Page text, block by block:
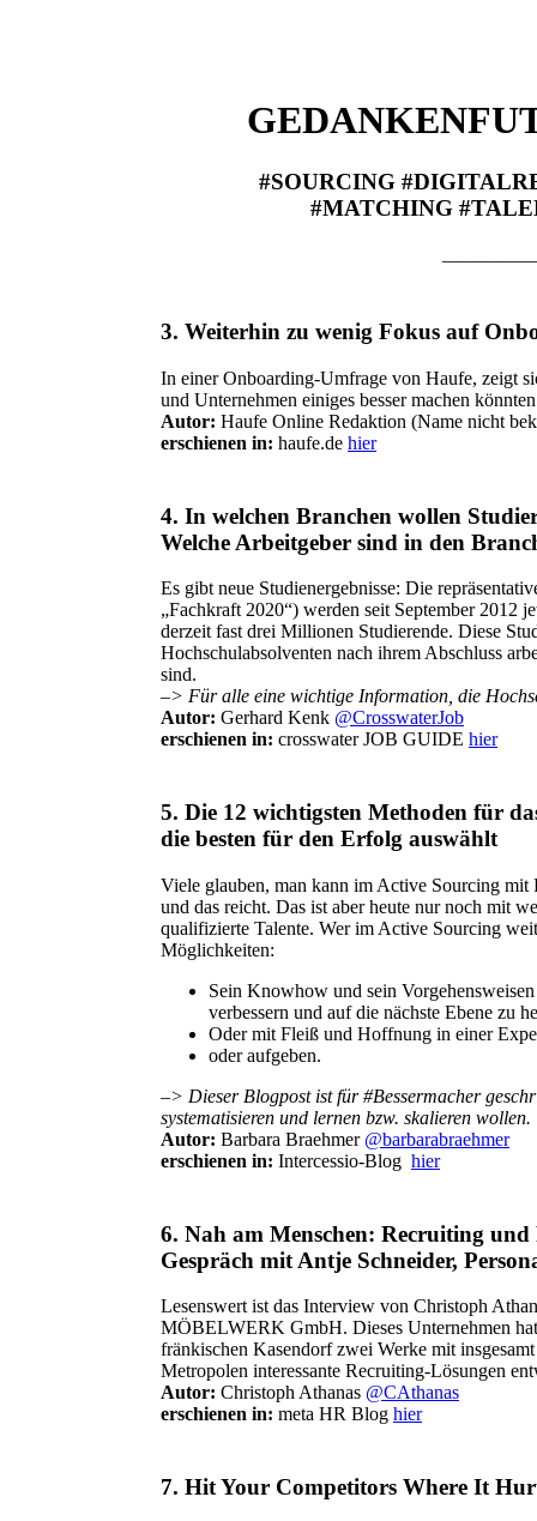
#SOURCING
#MATCHING
3. Weiterhin zu wenig Fokus auf
In einer Onboarding-Umfrage von Haufe, zeigt
und Unternehmen einiges besser machen
Autor: Haufe Online Redaktion (Name nicht
erschienen in: haufe.de hier
4. In welchen Branchen wollen
Welche Arbeitgeber sind in den
Es gibt neue Studienergebnisse: Die
„Fachkraft 2020“) werden seit September 2012
derzeit fast drei Millionen Studierende. Diese
Hochschulabsolventen nach ihrem Abschluss
sind.
–> Für alle eine wichtige Information, die
Autor: Gerhard Kenk @CrosswaterJob
erschienen in: crosswater JOB GUIDE hier
5. Die 12 wichtigsten Methoden für
die besten für den Erfolg auswählt
Viele glauben, man kann im Active Sourcing
und das reicht. Das ist aber heute nur noch mit
qualifizierte Talente. Wer im Active Sourcing
Möglichkeiten:
Sein Knowhow und sein
verbessern und auf die nächste Ebene zu
Oder mit Fleiß und Hoffnung in einer
oder aufgeben.
–> Dieser Blogpost ist für #Bessermacher
systematisieren und lernen bzw. skalieren wollen.
Autor: Barbara Braehmer @barbarabraehmer
erschienen in: Intercessio-Blog hier
6. Nah am Menschen: Recruiting
Gespräch mit Antje Schneider,
Lesenswert ist das Interview von Christoph
MÖBELWERK GmbH. Dieses Unternehmen
fränkischen Kasendorf zwei Werke mit
Metropolen interessante Recruiting-Lösungen
Autor: Christoph Athanas @CAthanas
erschienen in: meta HR Blog hier
7. Hit Your Competitors Where It